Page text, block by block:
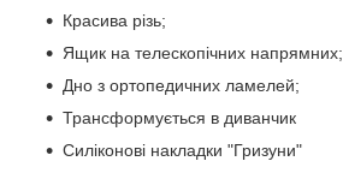
Красива різь;
Ящик на телескопічних напрямних;
Дно з ортопедичних ламелей;
Трансформується в диванчик
Силіконові накладки "Гризуни"